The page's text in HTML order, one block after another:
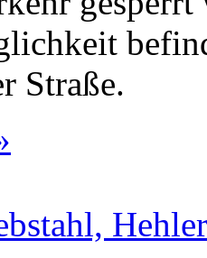
Straße.